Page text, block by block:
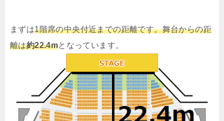
まずは1階席の中央付近までの距離です。舞台からの距
離は約22.4mとなっています。